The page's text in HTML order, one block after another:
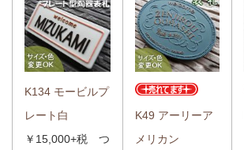
K134 モービルプ
レート白
￥15,000+税 つ
K49 アーリーア
メリカン